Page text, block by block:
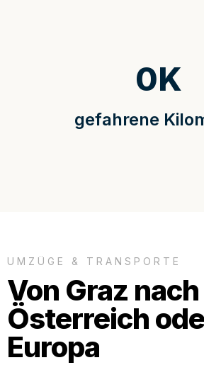
gefahrene
0K
UMZÜGE & TRANSPORTE
Von Graz nach
Österreich
Europa